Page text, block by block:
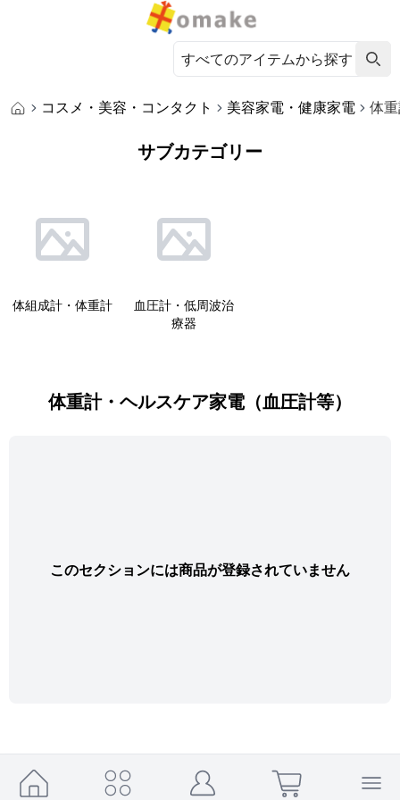
コスメ・美容・コンタクト 美容家電・健康家電 体
サブカテゴリー
体組成計・体重計
血圧計・低周波治
療器
体重計・ヘルスケア家電（血圧計等）
このセクションには商品が登録されていません